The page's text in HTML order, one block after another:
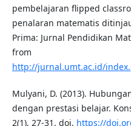
pembelajaran flipped
penalaran matematis
Prima: Jurnal Pendidikan
from
http://jurnal.umt.ac.id/
Mulyani, D. (2013).
dengan prestasi belajar.
2(1), 27-31. doi. https://